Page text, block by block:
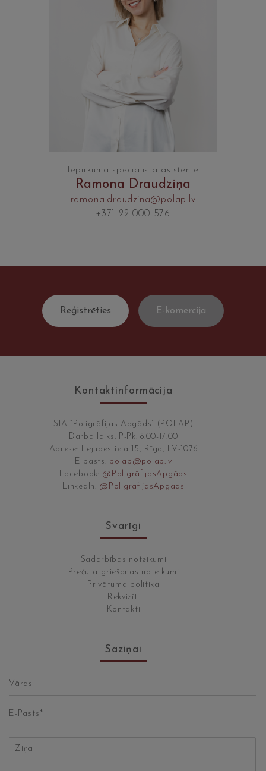
Iepirkuma speciālista asistente
Ramona Draudziņa
ramona.draudzina@polap.lv
+371 22 000 576
Reģistrēties E-komercija
Kontaktinformācija
SIA “Poligrāfijas Apgāds” (POLAP)
Darba laiks: P-Pk: 8:00-17:00
Adrese: Lejupes iela 15, Rīga, LV-1076
E-pasts: polap@polap.lv
Facebook: @PoligrāfijasApgāds
LinkedIn: @PoligrāfijasApgāds
Svarīgi
Sadarbības noteikumi
Preču atgriešanas noteikumi
Privātuma politika
Rekvizīti
Kontakti
Saziņai